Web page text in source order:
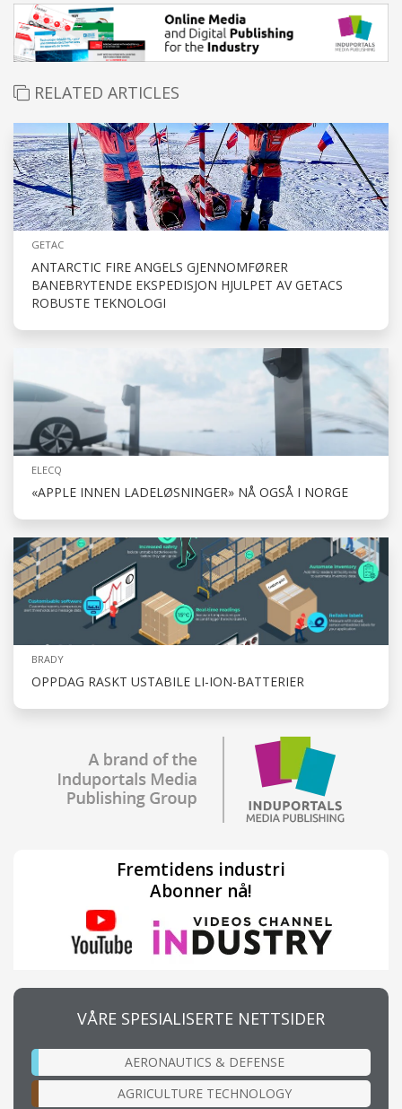
RELATED ARTICLES
GETAC
ANTARCTIC FIRE ANGELS GJENNOMFØRER
BANEBRYTENDE EKSPEDISJON HJULPET AV GETACS
ROBUSTE TEKNOLOGI
ELECQ
«APPLE INNEN LADELØSNINGER» NÅ OGSÅ I NORGE
BRADY
OPPDAG RASKT USTABILE LI-ION-BATTERIER
Fremtidens industri
Abonner nå!
VÅRE SPESIALISERTE NETTSIDER
AERONAUTICS & DEFENSE
AGRICULTURE TECHNOLOGY